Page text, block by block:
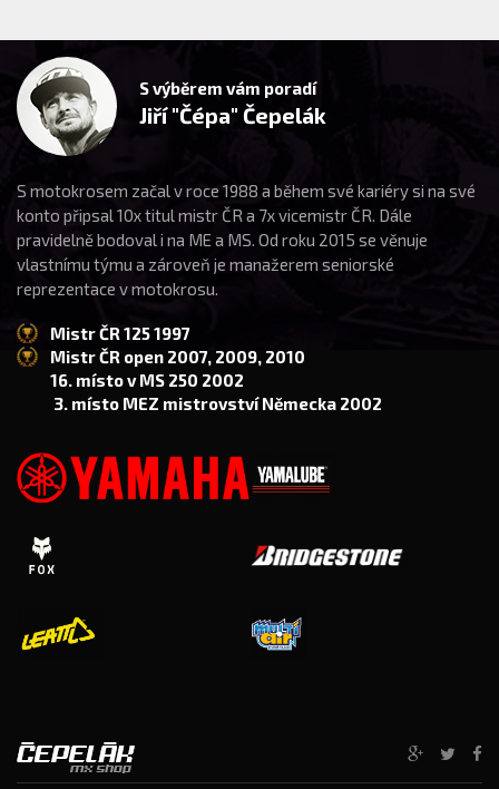
S výběrem vám poradí
Jiří "Čépa" Čepelák
S motokrosem začal v roce 1988 a během své kariéry si na své
konto připsal 10x titul mistr ČR a 7x vicemistr ČR. Dále
pravidelně bodoval i na ME a MS. Od roku 2015 se věnuje
vlastnímu týmu a zároveň je manažerem seniorské
reprezentace v motokrosu.
Mistr ČR 125 1997
Mistr ČR open 2007, 2009, 2010
16. místo v MS 250 2002
3. místo MEZ mistrovství Německa 2002